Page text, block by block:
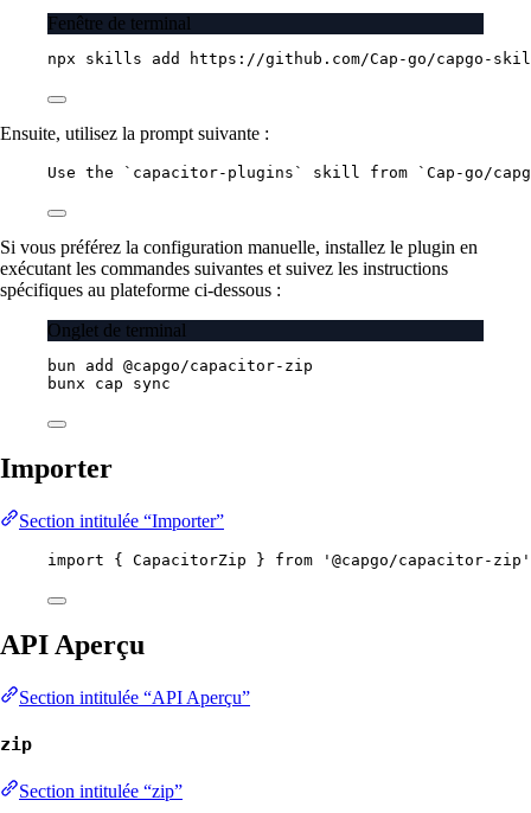
Fenêtre de terminal
npx skills add https://github.com/Cap-go/capgo-
Ensuite, utilisez la prompt suivante :
Use the `capacitor-plugins` skill from `Cap-go/
Si vous préférez la configuration manuelle, installez le plugin en
exécutant les commandes suivantes et suivez les instructions
spécifiques au plateforme ci-dessous :
Onglet de terminal
bun add
@capgo/capacitor-zip
bunx
cap sync
Importer
Section intitulée “Importer”
import { CapacitorZip } from '@capgo/capacitor-zip'
API Aperçu
Section intitulée “API Aperçu”
zip
Section intitulée “zip”